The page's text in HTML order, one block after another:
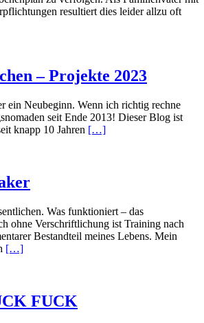
resultiert dies leider allzu oft
– Projekte 2023
ein Neubeginn. Wenn ich richtig rechne
seit Ende 2013! Dieser Blog ist
knapp 10 Jahren […]
Was funktioniert – das
ohne Verschriftlichung ist Training nach
Bestandteil meines Lebens. Mein
[…]
FUCK